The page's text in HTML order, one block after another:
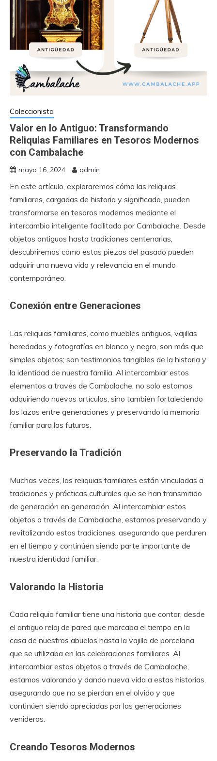
Coleccionista
Valor en lo Antiguo: Transformando
Reliquias Familiares en Tesoros Modernos
con Cambalache
mayo 16, 2024 admin
En este artículo, exploraremos cómo las reliquias
familiares, cargadas de historia y significado, pueden
transformarse en tesoros modernos mediante el
intercambio inteligente facilitado por Cambalache. Desde
objetos antiguos hasta tradiciones centenarias,
descubriremos cómo estas piezas del pasado pueden
adquirir una nueva vida y relevancia en el mundo
contemporáneo.
Conexión entre Generaciones
Las reliquias familiares, como muebles antiguos, vajillas
heredadas y fotografías en blanco y negro, son más que
simples objetos; son testimonios tangibles de la historia y
la identidad de nuestra familia. Al intercambiar estos
elementos a través de Cambalache, no solo estamos
adquiriendo nuevos artículos, sino también fortaleciendo
los lazos entre generaciones y preservando la memoria
familiar para las futuras.
Preservando la Tradición
Muchas veces, las reliquias familiares están vinculadas a
tradiciones y prácticas culturales que se han transmitido
de generación en generación. Al intercambiar estos
objetos a través de Cambalache, estamos preservando y
revitalizando estas tradiciones, asegurando que perduren
en el tiempo y continúen siendo parte importante de
nuestra identidad familiar.
Valorando la Historia
Cada reliquia familiar tiene una historia que contar, desde
el antiguo reloj de pared que marcaba el tiempo en la
casa de nuestros abuelos hasta la vajilla de porcelana
que se utilizaba en las celebraciones familiares. Al
intercambiar estos objetos a través de Cambalache,
estamos valorando y dando nueva vida a estas historias,
asegurando que no se pierdan en el olvido y que
continúen siendo apreciadas por las generaciones
venideras.
Creando Tesoros Modernos